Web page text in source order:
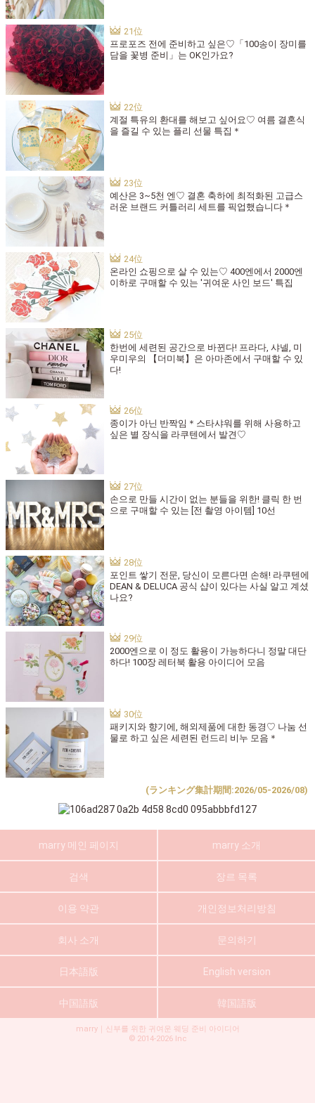
프로포즈 전에 준비하고 싶은♡「100송이 장미를
담을 꽃병 준비」는 OK인가요?
계절 특유의 환대를 해보고 싶어요♡ 여름 결혼식
을 즐길 수 있는 플리 선물 특집＊
예산은 3~5천 엔♡ 결혼 축하에 최적화된 고급스
러운 브랜드 커틀러리 세트를 픽업했습니다＊
온라인 쇼핑으로 살 수 있는♡ 400엔에서 2000엔
이하로 구매할 수 있는 '귀여운 사인 보드' 특집
한번에 세련된 공간으로 바뀐다! 프라다, 샤넬, 미
우미우의 【더미북】은 아마존에서 구매할 수 있
다!
종이가 아닌 반짝임＊스타샤워를 위해 사용하고
싶은 별 장식을 라쿠텐에서 발견♡
손으로 만들 시간이 없는 분들을 위한! 클릭 한 번
으로 구매할 수 있는 [전 촬영 아이템] 10선
포인트 쌓기 전문, 당신이 모른다면 손해! 라쿠텐에
DEAN & DELUCA 공식 샵이 있다는 사실 알고 계셨
나요?
2000엔으로 이 정도 활용이 가능하다니 정말 대단
하다! 100장 레터북 활용 아이디어 모음
패키지와 향기에, 해외제품에 대한 동경♡ 나눔 선
물로 하고 싶은 세련된 런드리 비누 모음＊
(ランキング集計期間:2026/05-2026/08)
marry 메인 페이지 marry 소개
검색 장르 목록
이용 약관 개인정보처리방침
회사 소개 문의하기
日本語版 English version
中国語版 韓国語版
marry｜신부를 위한 귀여운 웨딩 준비 아이디어
© 2014-2026 Inc